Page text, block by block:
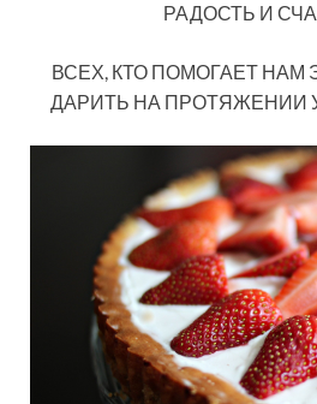
РАДОСТЬ И
ВСЕХ, КТО ПОМОГАЕТ НАМ
ДАРИТЬ НА ПРОТЯЖЕНИИ